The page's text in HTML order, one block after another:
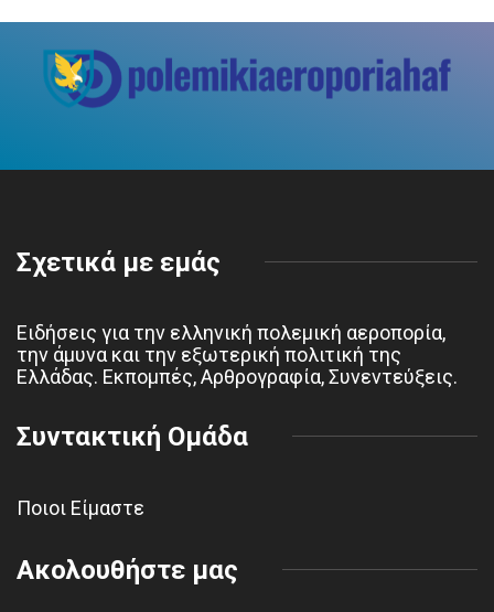
Σχετικά με εμάς
Ειδήσεις για την ελληνική πολεμική αεροπορία,
την άμυνα και την εξωτερική πολιτική της
Ελλάδας. Εκπομπές, Αρθρογραφία, Συνεντεύξεις.
Συντακτική Ομάδα
Ποιοι Είμαστε
Ακολουθήστε μας